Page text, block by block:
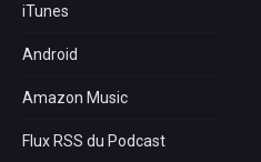
iTunes
Android
Amazon Music
Flux RSS du Podcast